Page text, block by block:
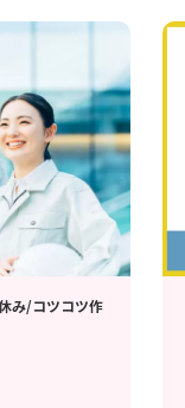
み/コツコツ作